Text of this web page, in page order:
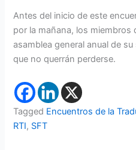
Antes del inicio de este
por la mañana, los miembros
asamblea general anual de
que no querrán perderse.
Tagged Encuentros de la
RTI, SFT